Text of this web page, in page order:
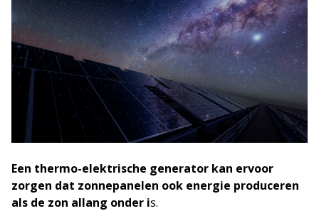
Een thermo-elektrische generator kan ervoor
zorgen dat zonnepanelen ook energie produceren
als de zon allang onder is.